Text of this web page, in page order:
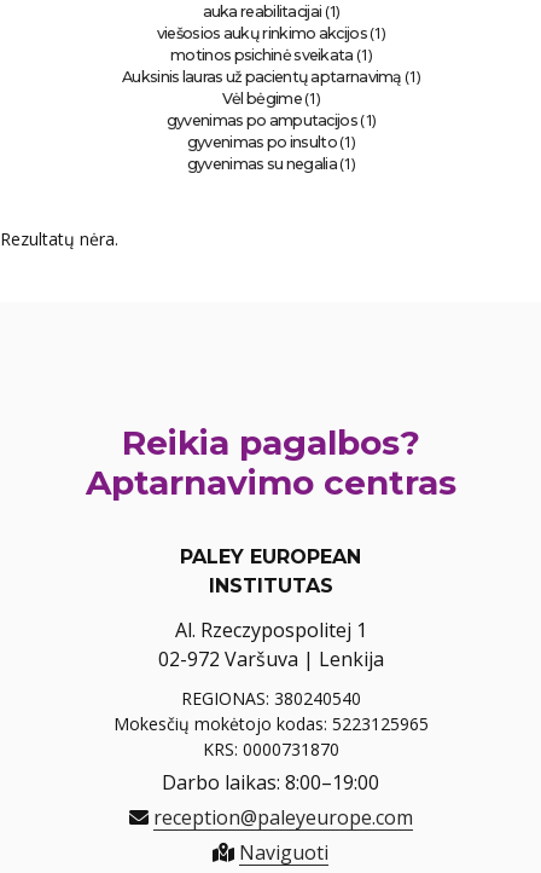
auka reabilitacijai (1)
viešosios aukų rinkimo akcijos(1)
motinos psichinė sveikata (1)
Auksinis lauras už pacientų aptarnavimą (1)
Vėl bėgime(1)
gyvenimas po amputacijos (1)
gyvenimas po insulto(1)
gyvenimas su negalia(1)
Rezultatų nėra.
Reikia pagalbos?
Aptarnavimo centras
PALEY EUROPEAN
INSTITUTAS
Al. Rzeczypospolitej 1
02-972 Varšuva | Lenkija
REGIONAS: 380240540
Mokesčių mokėtojo kodas: 5223125965
KRS: 0000731870
Darbo laikas: 8:00–19:00
reception@paleyeurope.com
Naviguoti